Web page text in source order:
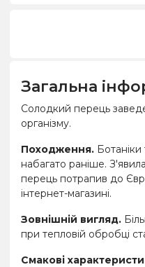
Загальна
Солодкий перець
організму.
Походження.
набагато раніше.
перець потрапив до
інтернет-магазині.
Зовнішній вигляд.
при тепловій обробці
Смакові